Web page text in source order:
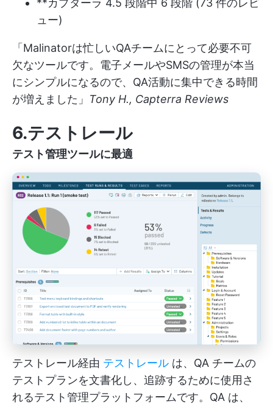
ュー)
「Malinatorは忙しいQAチームにとって必要不可
欠なツールです。電子メールやSMSの管理が本当
にシンプルになるので、QA活動に集中できる時間
が増えました」 Tony H., Capterra Reviews
6.テストレール
テスト管理ツールに最適
テストレール経由 テストレール は、QA チームの
テストプランを文書化し、追跡するために使用さ
れるテスト管理プラットフォームです。QA は、